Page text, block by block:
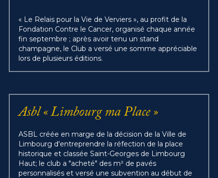
« Le Relais pour la Vie de Verviers », au profit de la
Fondation Contre le Cancer, organisé chaque année
fin septembre ; après avoir tenu un stand
champagne, le Club a versé une somme appréciable
lors de plusieurs éditions.
Asbl « Limbourg ma Place »
ASBL créée en marge de la décision de la Ville de
Limbourg d'entreprendre la réfection de la place
historique et classée Saint-Georges de Limbourg
Haut; le club a "acheté" des m² de pavés
personnalisés et versé une subvention au début de